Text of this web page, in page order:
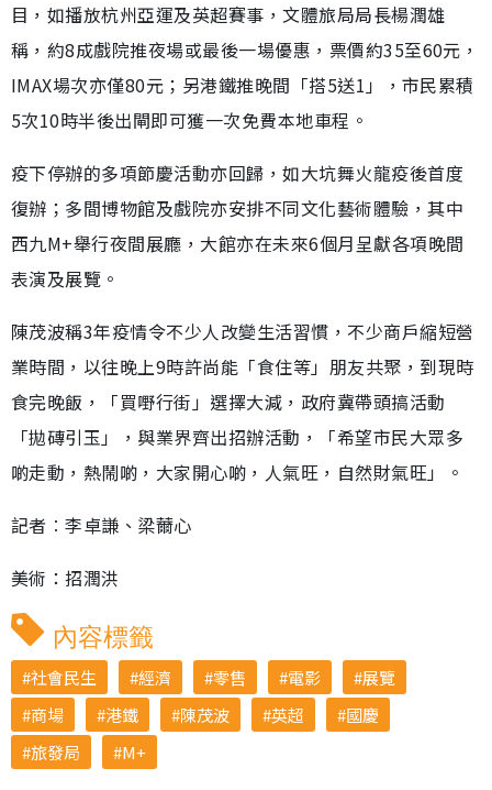
目，如播放杭州亞運及英超賽事，文體旅局局長楊潤雄
稱，約8成戲院推夜場或最後一場優惠，票價約35至60元，
IMAX場次亦僅80元；另港鐵推晚間「搭5送1」，市民累積
5次10時半後出閘即可獲一次免費本地車程。
疫下停辦的多項節慶活動亦回歸，如大坑舞火龍疫後首度
復辦；多間博物館及戲院亦安排不同文化藝術體驗，其中
西九M+舉行夜間展廳，大館亦在未來6個月呈獻各項晚間
表演及展覽。
陳茂波稱3年疫情令不少人改變生活習慣，不少商戶縮短營
業時間，以往晚上9時許尚能「食住等」朋友共聚，到現時
食完晚飯，「買嘢行街」選擇大減，政府冀帶頭搞活動
「拋磚引玉」，與業界齊出招辦活動，「希望市民大眾多
啲走動，熱鬧啲，大家開心啲，人氣旺，自然財氣旺」。
記者︰李卓謙、梁薾心
美術：招潤洪
內容標籤
社會民生 經濟 零售 電影
展覽
商場
港鐵 陳茂波 英超
國慶
旅發局
M+